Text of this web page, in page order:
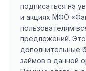
подписаться на
и акциях МФО
пользователям
предложений.
дополнительные
займов в данной